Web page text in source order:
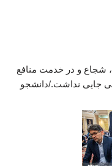
شجاع و در خدمت منافع
جایی نداشت./دانشجو